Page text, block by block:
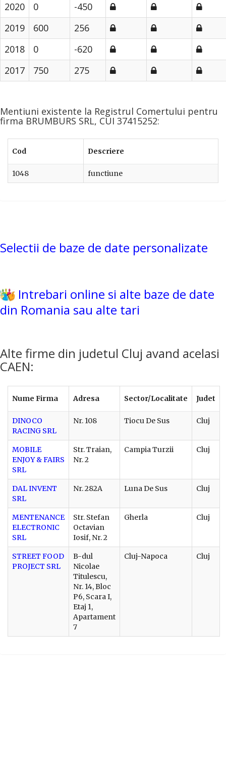
2020
0
-450
2019
600
256
2018
0
-620
2017
750 275
Mentiuni existente la Registrul Comertului pentru
firma BRUMBURS SRL, CUI 37415252:
Cod Descriere
1048 functiune
Selectii de baze de date personalizate
Intrebari online si alte baze de date
din Romania sau alte tari
Alte firme din judetul Cluj avand acelasi
CAEN:
Nume Firma Adresa Sector/Localitate Judet
DINOCO
RACING SRL
Nr. 108 Tiocu De Sus Cluj
MOBILE
ENJOY & FAIRS
SRL
Str. Traian,
Nr. 2
Campia Turzii Cluj
DAL INVENT
SRL
Nr. 282A Luna De Sus Cluj
MENTENANCE
ELECTRONIC
SRL
Str. Stefan
Octavian
Iosif, Nr. 2
Gherla Cluj
STREET FOOD
PROJECT SRL
B-dul
Nicolae
Titulescu,
Nr. 14, Bloc
P6, Scara I,
Etaj 1,
Apartament
7
Cluj-Napoca Cluj